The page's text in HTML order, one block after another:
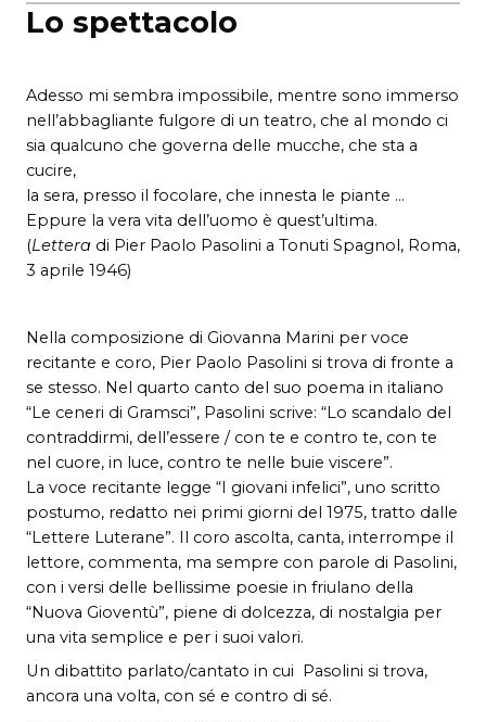
Lo spettacolo
Adesso mi sembra impossibile, mentre sono immerso
nell’abbagliante fulgore di un teatro, che al mondo ci
sia qualcuno che governa delle mucche, che sta a
cucire,
la sera, presso il focolare, che innesta le piante …
Eppure la vera vita dell’uomo è quest’ultima.
(Lettera di Pier Paolo Pasolini a Tonuti Spagnol, Roma,
3 aprile 1946)
Nella composizione di Giovanna Marini per voce
recitante e coro, Pier Paolo Pasolini si trova di fronte a
se stesso. Nel quarto canto del suo poema in italiano
“Le ceneri di Gramsci”, Pasolini scrive: “Lo scandalo del
contraddirmi, dell’essere / con te e contro te, con te
nel cuore, in luce, contro te nelle buie viscere”.
La voce recitante legge “I giovani infelici”, uno scritto
postumo, redatto nei primi giorni del 1975, tratto dalle
“Lettere Luterane”. Il coro ascolta, canta, interrompe il
lettore, commenta, ma sempre con parole di Pasolini,
con i versi delle bellissime poesie in friulano della
“Nuova Gioventù”, piene di dolcezza, di nostalgia per
una vita semplice e per i suoi valori.
Un dibattito parlato/cantato in cui Pasolini si trova,
ancora una volta, con sé e contro di sé.